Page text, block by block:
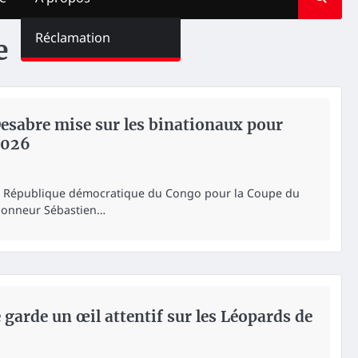
Réclamation
mise sur les binationaux pour
République démocratique du Congo pour la Coupe du
Sébastien…
garde un œil attentif sur les Léopards de